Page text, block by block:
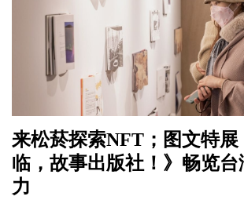
来松菸探索NFT；图文特展
临，故事出版社！》畅览台
力